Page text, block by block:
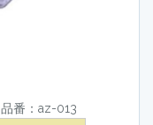
品番：az-013